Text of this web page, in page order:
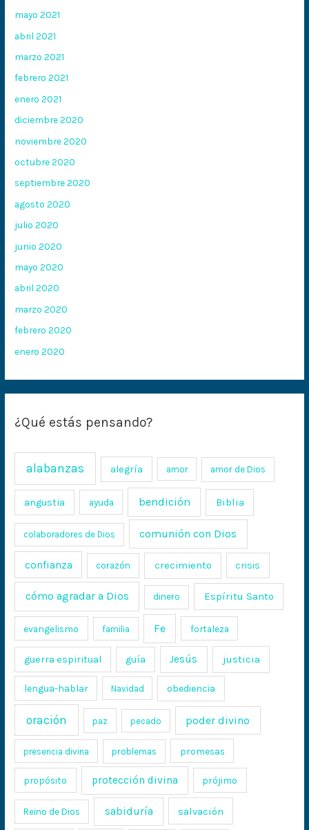
mayo 2021
abril 2021
marzo 2021
febrero 2021
enero 2021
diciembre 2020
noviembre 2020
octubre 2020
septiembre 2020
agosto 2020
julio 2020
junio 2020
mayo 2020
abril 2020
marzo 2020
febrero 2020
enero 2020
¿Qué estás pensando?
alabanzas alegría amor amor de Dios
angustia ayuda bendición Biblia
colaboradores de Dios comunión con Dios
confianza corazón crecimiento crisis
cómo agradar a Dios dinero Espíritu Santo
evangelismo familia Fe fortaleza
guerra espiritual guía Jesús justicia
lengua-hablar Navidad obediencia
oración paz pecado poder divino
presencia divina problemas promesas
propósito protección divina prójimo
Reino de Dios sabiduría salvación